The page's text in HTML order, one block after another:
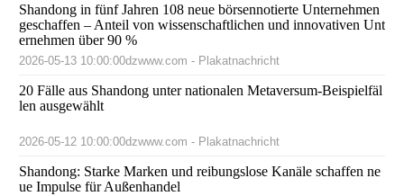
Shandong in fünf Jahren 108 neue börsennotierte Unternehmen
geschaffen – Anteil von wissenschaftlichen und innovativen Unt
ernehmen über 90 %
2026-05-13 10:00:00dzwww.com - Plakatnachricht
20 Fälle aus Shandong unter nationalen Metaversum-Beispielfäl
len ausgewählt
2026-05-12 10:00:00dzwww.com - Plakatnachricht
Shandong: Starke Marken und reibungslose Kanäle schaffen ne
ue Impulse für Außenhandel